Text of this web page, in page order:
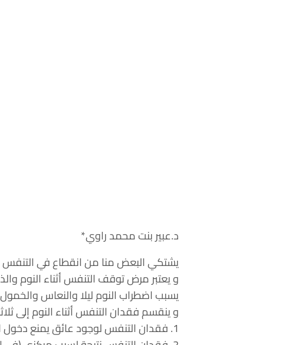
د.عبير بنت محمد راوي*
يشتكي البعض منا من انقطاع في التنفس
و يعتبر مرض توقف التنفس أثناء النوم
يسبب اضطراب النوم ليلا والنعاس
و ينقسم فقدان التنفس أثناء النوم إلى
1. فقدان التنفس لوجود عائق يمنع دخول الهواء إلى الرئتين . (انسداد فى الممرات الهوائية)